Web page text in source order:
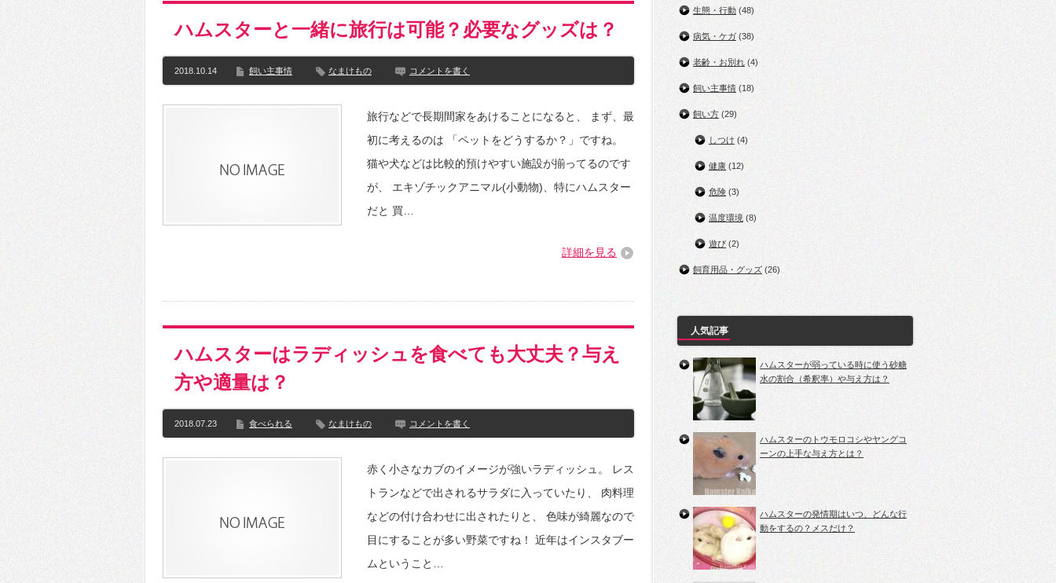
ハムスターと一緒に旅行は可能？必要なグッズは？
2018.10.14 飼い主事情 なまけもの コメントを書く
旅行などで長期間家をあけることになると、 まず、最
初に考えるのは 「ペットをどうするか？」ですね。
猫や犬などは比較的預けやすい施設が揃ってるのです
が、 エキゾチックアニマル(小動物)、特にハムスター
だと 買…
詳細を見る
ハムスターはラディッシュを食べても大丈夫？与え
方や適量は？
2018.07.23 食べられる なまけもの コメントを書く
赤く小さなカブのイメージが強いラディッシュ。 レス
トランなどで出されるサラダに入っていたり、 肉料理
などの付け合わせに出されたりと、 色味が綺麗なので
目にすることが多い野菜ですね！ 近年はインスタブー
ムということ…
生態・行動 (48)
病気・ケガ (38)
老齢・お別れ (4)
飼い主事情 (18)
飼い方 (29)
しつけ (4)
健康 (12)
危険 (3)
温度環境 (8)
遊び (2)
飼育用品・グッズ (26)
人気記事
ハムスターが弱っている時に使う砂糖
水の割合（希釈率）や与え方は？
ハムスターのトウモロコシやヤングコ
ーンの上手な与え方とは？
ハムスターの発情期はいつ、どんな行
動をするの？メスだけ？